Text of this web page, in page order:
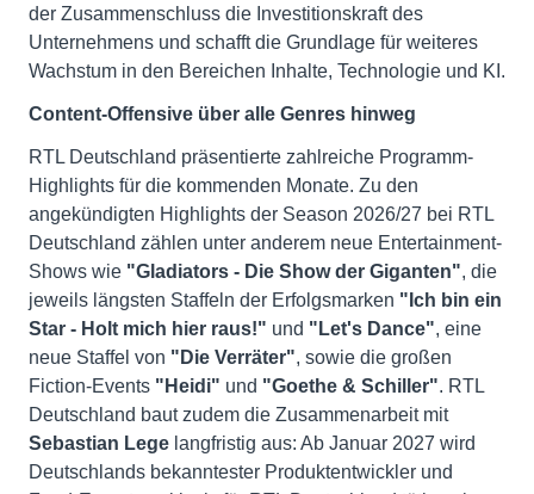
der Zusammenschluss die Investitionskraft des
Unternehmens und schafft die Grundlage für weiteres
Wachstum in den Bereichen Inhalte, Technologie und KI.
Content-Offensive über alle Genres hinweg
RTL Deutschland präsentierte zahlreiche Programm-
Highlights für die kommenden Monate. Zu den
angekündigten Highlights der Season 2026/27 bei RTL
Deutschland zählen unter anderem neue Entertainment-
Shows wie "Gladiators - Die Show der Giganten", die
jeweils längsten Staffeln der Erfolgsmarken "Ich bin ein
Star - Holt mich hier raus!" und "Let's Dance", eine
neue Staffel von "Die Verräter", sowie die großen
Fiction-Events "Heidi" und "Goethe & Schiller". RTL
Deutschland baut zudem die Zusammenarbeit mit
Sebastian Lege langfristig aus: Ab Januar 2027 wird
Deutschlands bekanntester Produktentwickler und